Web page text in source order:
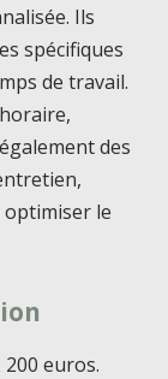
Ils
spécifiques
de travail.
des
le
200 euros.